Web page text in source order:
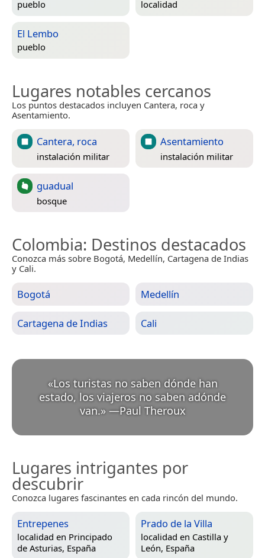
pueblo localidad
El Lembo
pueblo
Lugares notables cercanos
Los puntos destacados incluyen Cantera, roca y
Asentamiento.
Cantera, roca
instalación militar
Asentamiento
instalación militar
guadual
bosque
Colombia: Destinos destacados
Conozca más sobre Bogotá, Medellín, Cartagena de Indias
y Cali.
Bogotá Medellín
Cartagena de Indias Cali
«Los turistas no saben dónde han
estado, los viajeros no saben adónde
van.» —Paul Theroux
Lugares intrigantes por
descubrir
Conozca lugares fascinantes en cada rincón del mundo.
Entrepenes
localidad en Principado
de Asturias, España
Prado de la Villa
localidad en Castilla y
León, España